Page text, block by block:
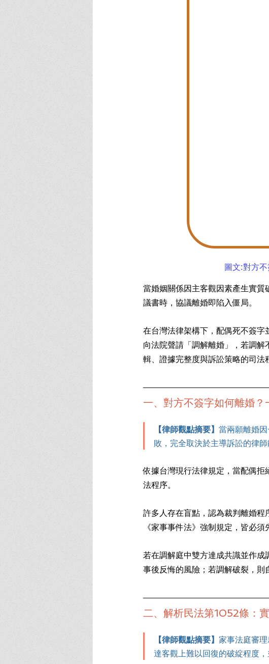
圖文:對方
當婚姻關係因主客觀因素產生實
議書時，協議離婚即陷入僵局。
在台灣法律架構下，配偶死不簽
向法院聲請「調解離婚」，若調
輯、證據完整度與訴訟策略的司法
一、對方不簽字如何離婚
【律師觀點摘要】 當兩願離婚
敗，完全取決於主導訴訟的律
依據台灣現行法律規定，當配偶拒
法程序。
許多人存在盲點，認為裁判離婚
《家事事件法》強制規定，皆必須
若在調解庭中雙方達成共識並作
事後反悔的風險；若調解破裂，則
二、解析民法第1052條：
【律師觀點摘要】 家事法庭審
達客觀上難以回復的破綻程度，